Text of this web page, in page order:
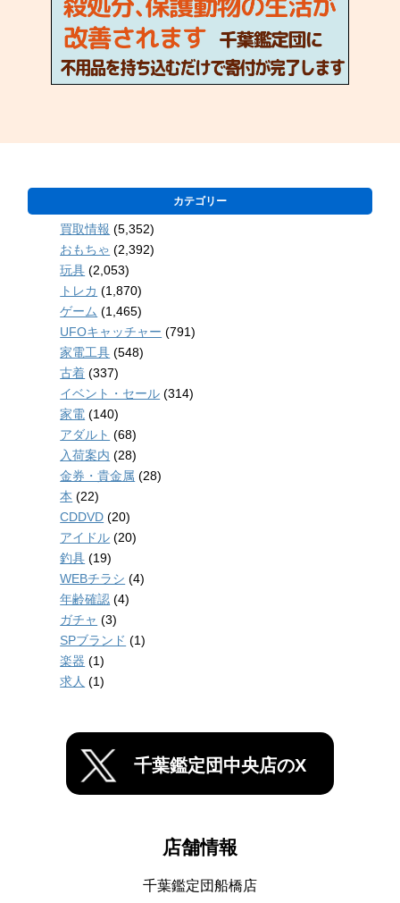
カテゴリー
買取情報 (5,352)
おもちゃ (2,392)
玩具 (2,053)
トレカ (1,870)
ゲーム (1,465)
UFOキャッチャー (791)
家電工具 (548)
古着 (337)
イベント・セール (314)
家電 (140)
アダルト (68)
入荷案内 (28)
金券・貴金属 (28)
本 (22)
CDDVD (20)
アイドル (20)
釣具 (19)
WEBチラシ (4)
年齢確認 (4)
ガチャ (3)
SPブランド (1)
楽器 (1)
求人 (1)
千葉鑑定団中央店のX
店舗情報
千葉鑑定団船橋店